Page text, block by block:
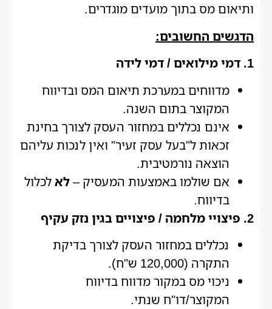
ותיאום מס בתוך מועדים מוגדרים.
הדגשים החשובים:
1. דמי מילואים / דמי לידה
מדווחים במערכת תיאום המס ובדיווח
המקוצר בתום השנה.
אינם נכללים במחזור העסק לצורך בחינת
זכאות ל"בעל עסק זעיר" ואין לנכות עליהם
הוצאה נורמטיבית.
אם שולמו באמצעות המעסיק –לאלכלול
בדיווח.
2. פיצויי מלחמה / פיצויים בגין נזק עקיף
נכללים במחזור העסק לצורך בדיקת
התקרה (120,000 ש"ח).
ניכוי מס במקור מדווח בדיווח
המקוצר/דו"ח שנתי.